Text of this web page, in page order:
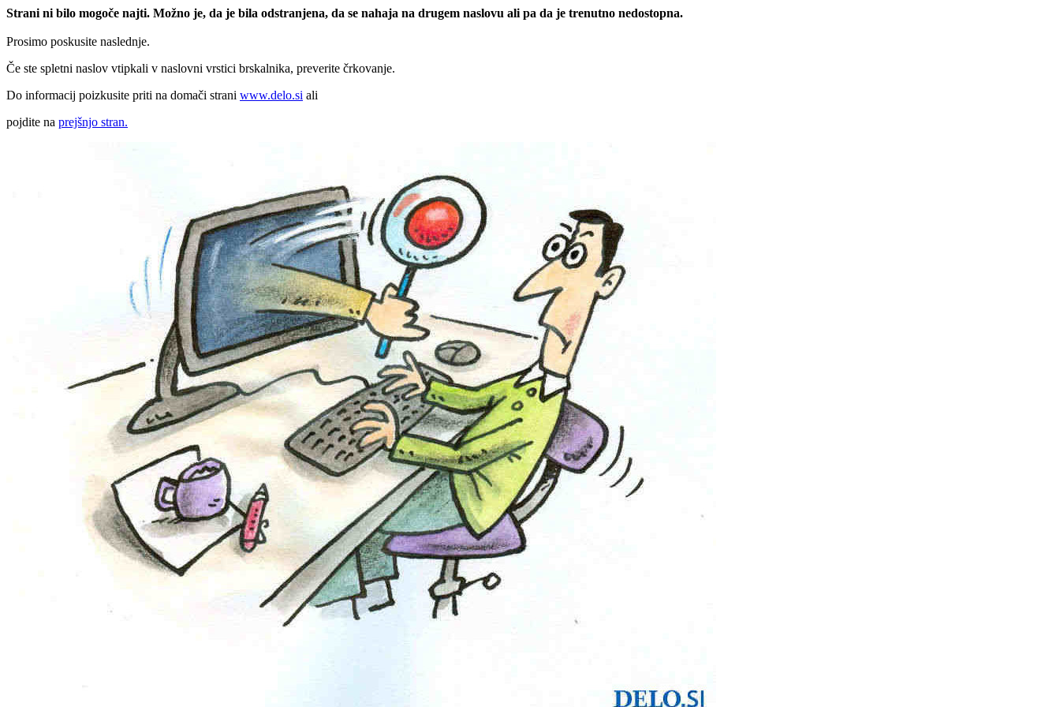
Strani ni bilo mogoče najti. Možno je, da je bila odstranjena, da se nahaja na drugem naslovu ali pa da je trenutno nedostopna.
Prosimo poskusite naslednje.
Če ste spletni naslov vtipkali v naslovni vrstici brskalnika, preverite črkovanje.
Do informacij poizkusite priti na domači strani www.delo.si ali
pojdite na prejšnjo stran.